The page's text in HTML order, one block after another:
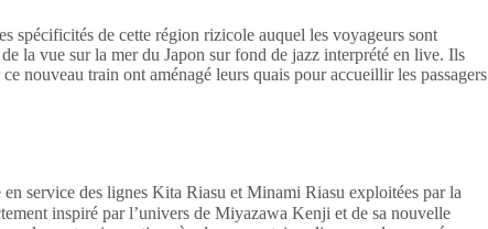
spécificités de cette région rizicole auquel les voyageurs sont
la vue sur la mer du Japon sur fond de jazz interprété en live. Ils
nouveau train ont aménagé leurs quais pour accueillir les passagers
service des lignes Kita Riasu et Minami Riasu exploitées par la
inspiré par l’univers de Miyazawa Kenji et de sa nouvelle